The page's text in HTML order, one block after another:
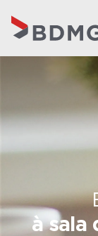
à sala